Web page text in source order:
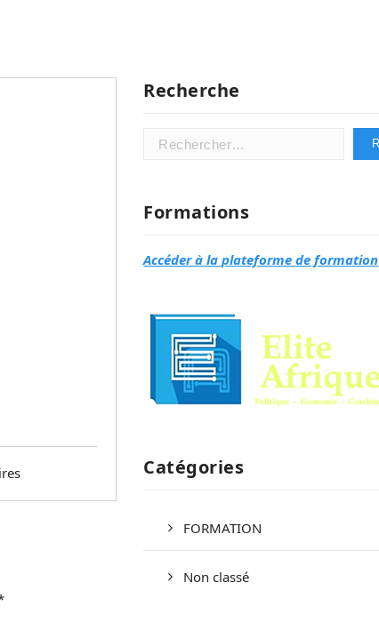
Recherche
Rechercher :
Formations
Accéder à la plateforme de formation
Catégories
FORMATION
Non classé